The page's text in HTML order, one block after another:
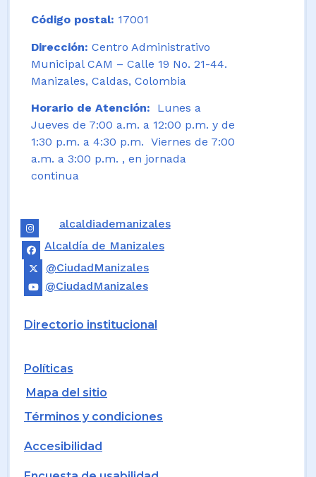
Código postal: 17001
Dirección: Centro Administrativo
Municipal CAM – Calle 19 No. 21-44.
Manizales, Caldas, Colombia
Horario de Atención: Lunes a
Jueves de 7:00 a.m. a 12:00 p.m. y de
1:30 p.m. a 4:30 p.m. Viernes de 7:00
a.m. a 3:00 p.m. , en jornada
continua
alcaldiademanizales
Alcaldía de Manizales
@CiudadManizales
@CiudadManizales
Directorio institucional
Políticas
Mapa del sitio
Términos y condiciones
Accesibilidad